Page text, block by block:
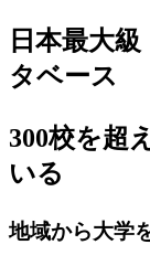
日本最大級
タベース
300校を超
いる
地域から大学